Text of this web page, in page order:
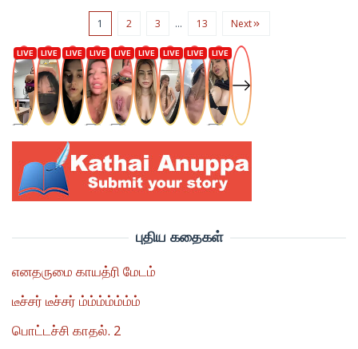
1 2 3 … 13 Next
புதிய கதைகள்
எனதருமை காயத்ரி மேடம்
டீச்சர் டீச்சர் ம்ம்ம்ம்ம்ம்ம்
பொட்டச்சி காதல். 2